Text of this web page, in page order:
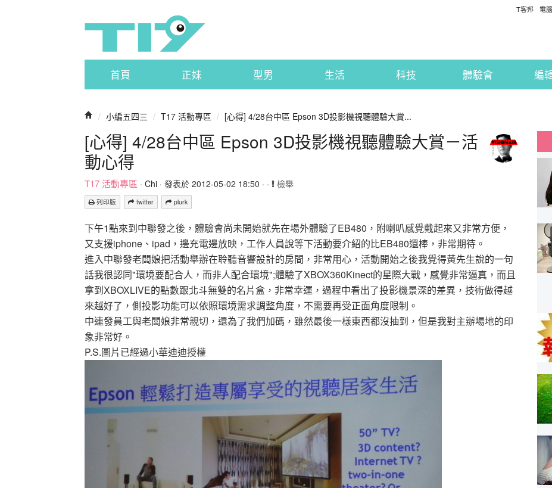
T客邦 電
首頁 正妹 型男 生活 科技 體驗會 編
/ 小編五四三 / T17 活動專區 / [心得] 4/28台中區 Epson 3D投影機視聽體驗大賞...
[心得] 4/28台中區 Epson 3D投影機視聽體驗大賞－活
動心得
T17 活動專區 · Chi · 發表於 2012-05-02 18:50 · · 檢舉
列印版 twitter plurk
下午1點來到中聯發之後，體驗會尚未開始就先在場外體驗了EB480，附喇叭感覺戴起來又非常方便，
又支援iphone、ipad，邊充電邊放映，工作人員說等下活動要介紹的比EB480還棒，非常期待。
進入中聯發老闆娘把活動舉辦在聆聽音響設計的房間，非常用心，活動開始之後我覺得黃先生說的一句
話我很認同"環境要配合人，而非人配合環境";體驗了XBOX360Kinect的星際大戰，感覺非常逼真，而且
拿到XBOXLIVE的點數跟北斗無雙的名片盒，非常幸運，過程中看出了投影機景深的差異，技術做得越
來越好了，側投影功能可以依照環境需求調整角度，不需要再受正面角度限制。
中連發員工與老闆娘非常親切，還為了我們加碼，雖然最後一樣東西都沒抽到，但是我對主辦場地的印
象非常好。
P.S.圖片已經過小華迪迪授權